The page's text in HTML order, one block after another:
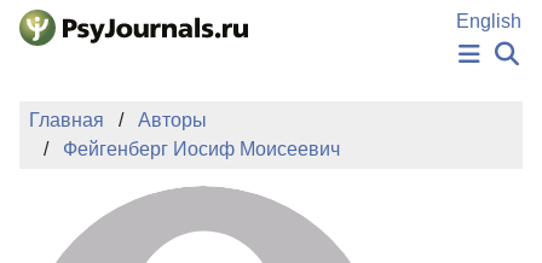
Перейти к основному содержанию
English
ИЗДАНИЯ
АВТОРЫ
ПОДАТЬ РУКОПИСЬ
БАЗА ЗНАНИЙ
КЛЮЧЕВЫЕ СЛОВА
Главная
Авторы
Фейгенберг Иосиф Моисеевич